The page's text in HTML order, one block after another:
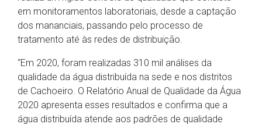
em monitoramentos laboratoriais, desde a captação
dos mananciais, passando pelo processo de
tratamento até às redes de distribuição.
“Em 2020, foram realizadas 310 mil análises da
qualidade da água distribuída na sede e nos distritos
de Cachoeiro. O Relatório Anual de Qualidade da Água
2020 apresenta esses resultados e confirma que a
água distribuída atende aos padrões de qualidade